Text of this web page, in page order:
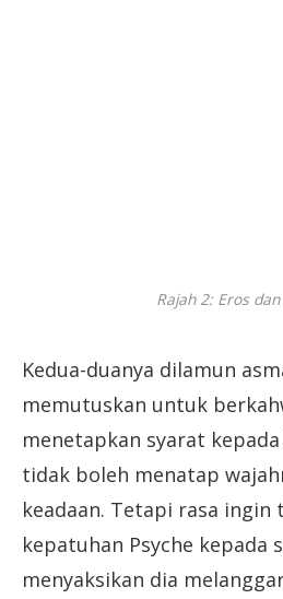
Rajah 2: Eros
Kedua-duanya dilamun
memutuskan untuk
menetapkan syarat
tidak boleh menatap
keadaan. Tetapi rasa ingin
kepatuhan Psyche kepada
menyaksikan dia